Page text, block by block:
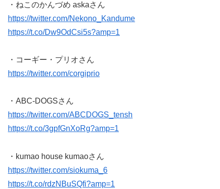
・ねこのかんづめ askaさん
https://twitter.com/Nekono_Kandume
https://t.co/Dw9OdCsi5s?amp=1
・コーギー・プリオさん
https://twitter.com/corgiprio
・ABC-DOGSさん
https://twitter.com/ABCDOGS_tensh
https://t.co/3gpfGnXoRg?amp=1
・kumao house kumaoさん
https://twitter.com/siokuma_6
https://t.co/rdzNBuSQfi?amp=1